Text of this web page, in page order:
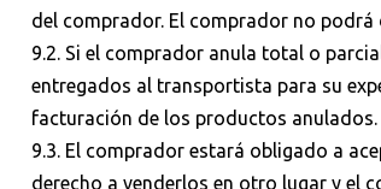
del comprador. El comprador no podrá
9.2. Si el comprador anula total o
entregados al transportista para su
facturación de los productos
9.3. El comprador estará obligado a
derecho a venderlos en otro lugar y el